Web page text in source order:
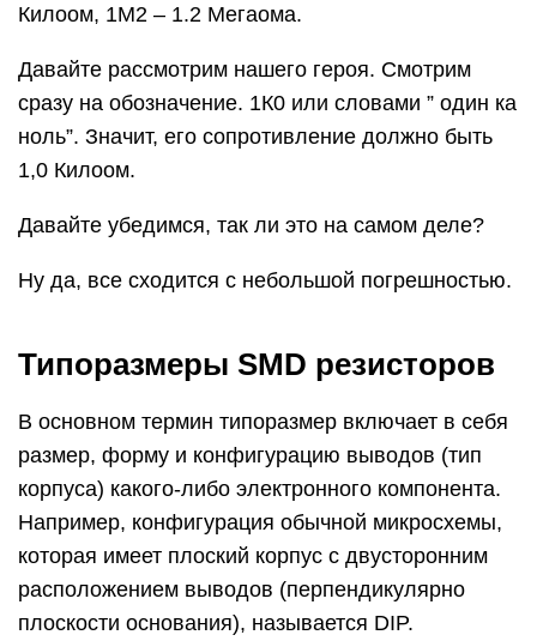
Килоом, 1М2 – 1.2 Мегаома.
Давайте рассмотрим нашего героя. Смотрим
сразу на обозначение. 1К0 или словами ” один ка
ноль”. Значит, его сопротивление должно быть
1,0 Килоом.
Давайте убедимся, так ли это на самом деле?
Ну да, все сходится с небольшой погрешностью.
Типоразмеры SMD резисторов
В основном термин типоразмер включает в себя
размер, форму и конфигурацию выводов (тип
корпуса) какого-либо электронного компонента.
Например, конфигурация обычной микросхемы,
которая имеет плоский корпус с двусторонним
расположением выводов (перпендикулярно
плоскости основания), называется DIP.